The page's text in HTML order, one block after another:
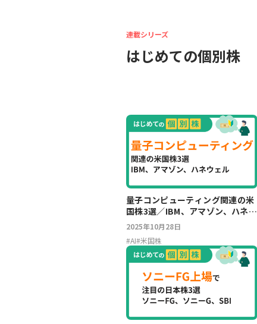
連載シリーズ
はじめての個別株
量子コンピューティング関連の米
国株3選／IBM、アマゾン、ハネウ
ェル
2025年10月28日
#AI#米国株